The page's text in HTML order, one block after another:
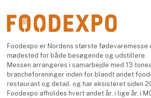
Foodexpo er Nordens største
mødested for både besøgende og udstillere.
Messen arrangeres i samarbejde med 13
brancheforeninger inden for blandt andet
restaurant og detail, og har eksisteret siden
Foodexpo afholdes hvert andet år, i lige år, i